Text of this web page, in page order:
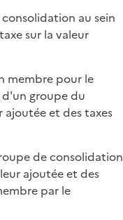
au sein
sur la valeur
membre pour le
groupe du
ajoutée et des taxes
de consolidation
ajoutée et des
par le